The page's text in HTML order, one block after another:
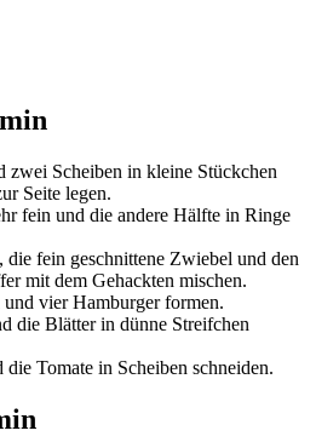
min
zwei Scheiben in kleine Stückchen
Seite legen.
fein und die andere Hälfte in Ringe
fein geschnittene Zwiebel und den
mit dem Gehackten mischen.
vier Hamburger formen.
die Blätter in dünne Streifchen
Tomate in Scheiben schneiden.